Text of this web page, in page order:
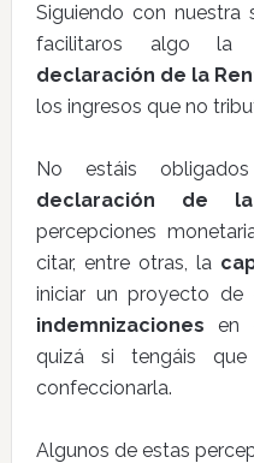
Siguiendo con
facilitaros algo la
declaración de la
los ingresos que no
No estáis
declaración de
percepciones
citar, entre otras, la
iniciar un proyecto de
indemnizaciones en
quizá si tengáis
confeccionarla.
Algunos de estas